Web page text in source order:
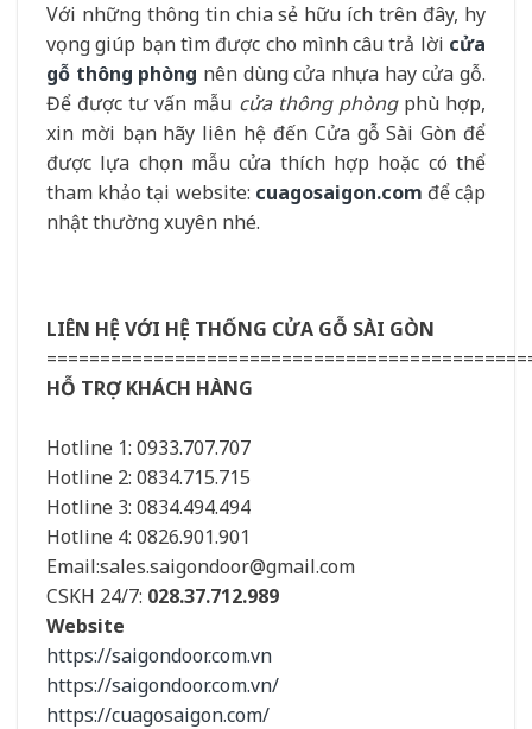
Với những thông tin chia sẻ hữu ích trên đây, hy
vọng giúp bạn tìm được cho mình câu trả lời cửa
gỗ thông phòng nên dùng cửa nhựa hay cửa gỗ.
Để được tư vấn mẫu cửa thông phòngphù hợp,
xin mời bạn hãy liên hệ đến Cửa gỗ Sài Gòn để
được lựa chọn mẫu cửa thích hợp hoặc có thể
tham khảo tại website: cuagosaigon.com để cập
nhật thường xuyên nhé.
LIÊN HỆ VỚI HỆ THỐNG CỬA GỖ SÀI GÒN
HỖ TRỢ KHÁCH HÀNG
Hotline 1: 0933.707.707
Hotline 2: 0834.715.715
Hotline 3: 0834.494.494
Hotline 4: 0826.901.901
Email:sales.saigondoor@gmail.com
CSKH 24/7: 028.37.712.989
Website
https://saigondoor.com.vn
https://saigondoor.com.vn/
https://cuagosaigon.com/